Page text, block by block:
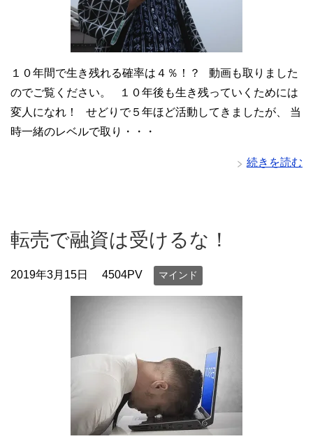
１０年間で生き残れる確率は４％！？ 動画も取りました
のでご覧ください。 １０年後も生き残っていくためには
変人になれ！ せどりで５年ほど活動してきましたが、 当
時一緒のレベルで取り・・・
続きを読む
転売で融資は受けるな！
2019年3月15日 4504PV マインド